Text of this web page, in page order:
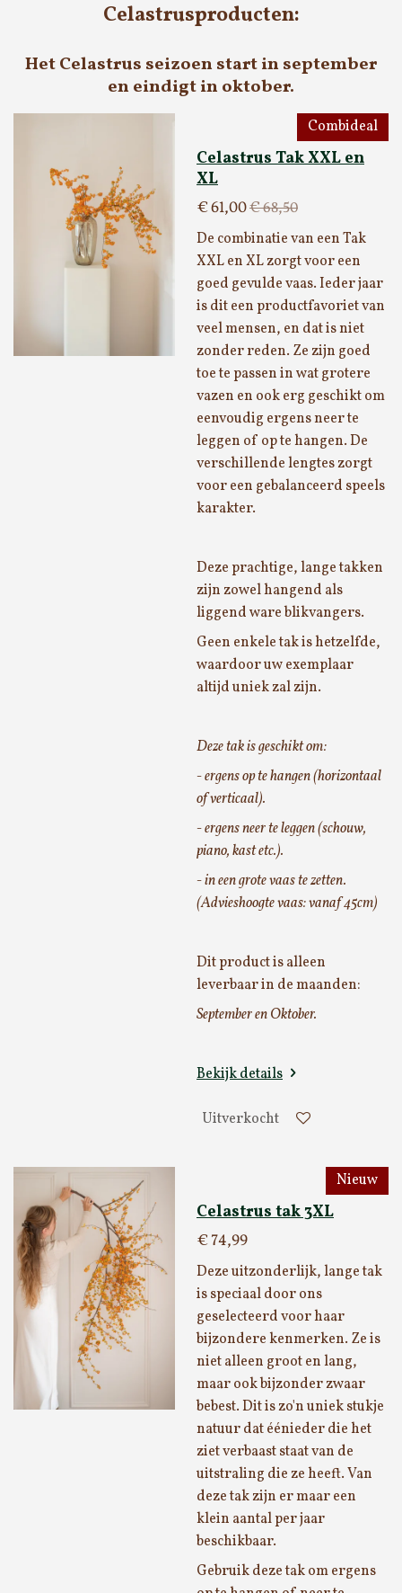
Celastrusproducten:
Het Celastrus seizoen start in september
en eindigt in oktober.
Combideal
Celastrus Tak XXL en
XL
€ 61,00€ 68,50
De combinatie van een Tak
XXL en XL zorgt voor een
goed gevulde vaas. Ieder jaar
is dit een productfavoriet van
veel mensen, en dat is niet
zonder reden. Ze zijn goed
toe te passen in wat grotere
vazen en ook erg geschikt om
eenvoudig ergens neer te
leggen of op te hangen. De
verschillende lengtes zorgt
voor een gebalanceerd speels
karakter.
Deze prachtige, lange takken
zijn zowel hangend als
liggend ware blikvangers.
Geen enkele tak is hetzelfde,
waardoor uw exemplaar
altijd uniek zal zijn.
Deze tak is geschikt om:
- ergens op te hangen (horizontaal
of verticaal).
- ergens neer te leggen (schouw,
piano, kast etc.).
- in een grote vaas te zetten.
(Advieshoogte vaas: vanaf 45cm)
Dit product is alleen
leverbaar in de maanden:
September en Oktober.
Bekijk details
Uitverkocht
Nieuw
Celastrus tak 3XL
€ 74,99
Deze uitzonderlijk, lange tak
is speciaal door ons
geselecteerd voor haar
bijzondere kenmerken. Ze is
niet alleen groot en lang,
maar ook bijzonder zwaar
bebest. Dit is zo'n uniek stukje
natuur dat éénieder die het
ziet verbaast staat van de
uitstraling die ze heeft. Van
deze tak zijn er maar een
klein aantal per jaar
beschikbaar.
Gebruik deze tak om ergens